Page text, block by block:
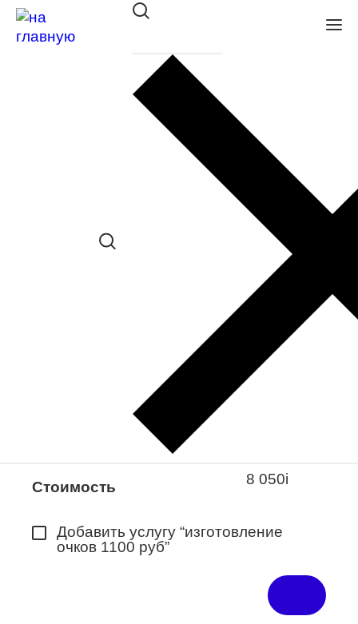
Оправа Megapolis 247 gold
в наличии (До 5 шт.) *наличие товара в
конкретном салоне необходимо
Закажите понравившуюся модель
в ближайший салон “Оптик-Экспресс”.
*Доступно для Республики
Стоимость 8 050i
Добавить услугу “изготовление
очков 1100 руб”
Сравнить товар